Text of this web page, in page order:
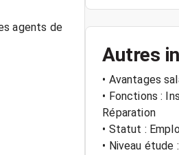
agents de
Autres
• Avantages
• Fonctions :
Réparation
• Statut :
• Niveau étude